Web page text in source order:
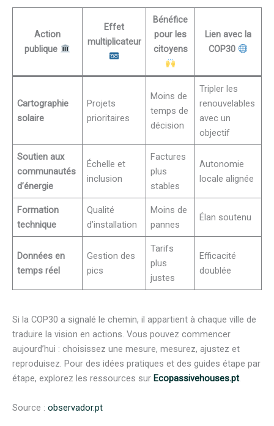
Action
publique
Effet
multiplicateur
Bénéfice
pour les
citoyens
Lien avec la
COP30
Cartographie
solaire
Projets
prioritaires
Moins de
temps de
décision
Tripler les
renouvelables
avec un
objectif
Soutien aux
communautés
d’énergie
Échelle et
inclusion
Factures
plus
stables
Autonomie
locale alignée
Formation
technique
Qualité
d’installation
Moins de
pannes
Élan soutenu
Données en
temps réel
Gestion des
pics
Tarifs
plus
justes
Efficacité
doublée
Si la COP30 a signalé le chemin, il appartient à chaque ville de
traduire la vision en actions. Vous pouvez commencer
aujourd’hui : choisissez une mesure, mesurez, ajustez et
reproduisez. Pour des idées pratiques et des guides étape par
étape, explorez les ressources sur Ecopassivehouses.pt.
Source : observador.pt